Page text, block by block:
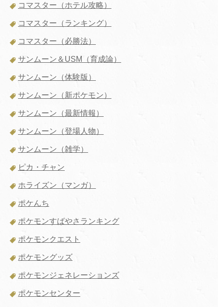
コマスター（ホテル攻略）
コマスター（ランキング）
コマスター（必勝法）
サンムーン＆USM（育成論）
サンムーン（体験版）
サンムーン（新ポケモン）
サンムーン（最新情報）
サンムーン（登場人物）
サンムーン（雑学）
ピカ・チャン
ホライズン（マンガ）
ポケんち
ポケモンすばやさランキング
ポケモンクエスト
ポケモングッズ
ポケモンジェネレーションズ
ポケモンセンター